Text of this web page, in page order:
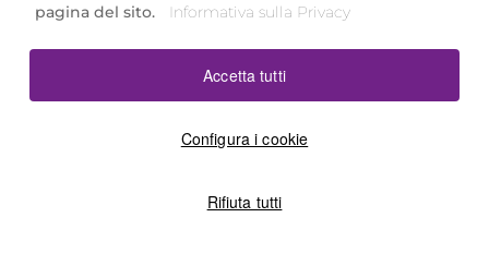
pagina del sito.
Informativa sulla Privacy
Configura i cookie
Rifiuta tutti
Accetta tutti